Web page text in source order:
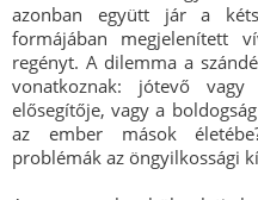
azonban együtt jár a
formájában megjelenített
regényt. A dilemma a
vonatkoznak: jótevő vagy
elősegítője, vagy a
az ember mások
problémák az öngyilkossági